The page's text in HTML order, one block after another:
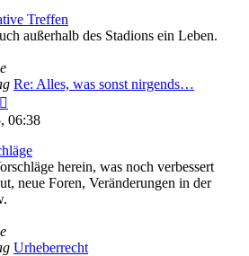
Treffen
außerhalb des Stadions ein Leben.
Re: Alles, was sonst nirgends…
Beitrag
06:38
herein, was noch verbessert
neue Foren, Veränderungen in der
Urheberrecht